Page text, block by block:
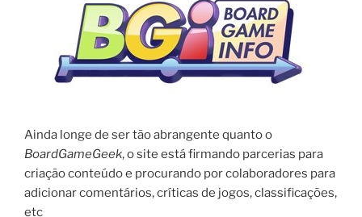
Ainda longe de ser tão abrangente quanto o
BoardGameGeek, o site está firmando parcerias para
criação conteúdo e procurando por colaboradores para
adicionar comentários, críticas de jogos, classificações,
etc